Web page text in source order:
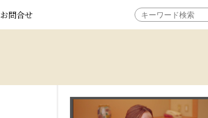
お問合せ